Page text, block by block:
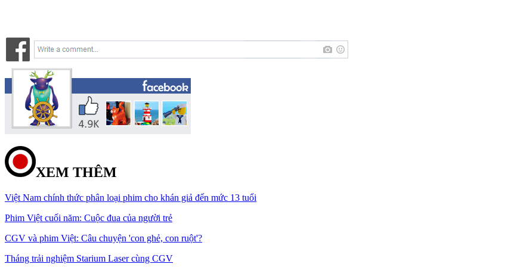
XEM THÊM
Việt Nam chính thức phân loại phim cho khán giả đến mức 13 tuổi
Phim Việt cuối năm: Cuộc đua của người trẻ
CGV và phim Việt: Câu chuyện 'con ghẻ, con ruột'?
Tháng trải nghiệm Starium Laser cùng CGV